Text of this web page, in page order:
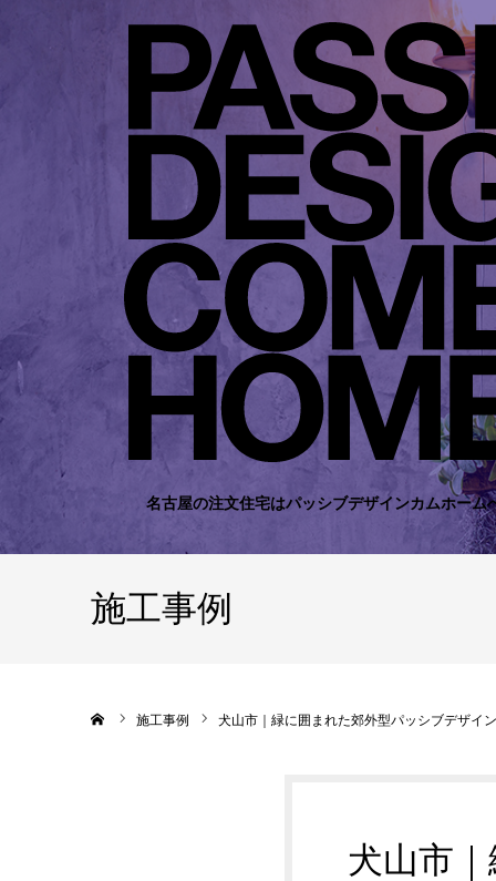
名古屋の注文住宅はパッシブデザインカムホーム
施工事例
施工事例 犬山市｜緑に囲まれた郊外型パッシブデザイ
犬山市